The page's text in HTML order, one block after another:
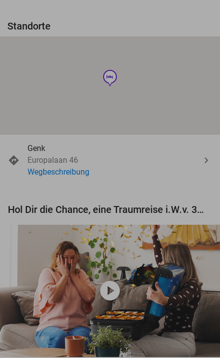
Standorte
hotel
Genk
Europalaan 46
Wegbeschreibung
Hol Dir die Chance, eine Traumreise i.W.v. 3.000 € zu gewinnen!
play_circle